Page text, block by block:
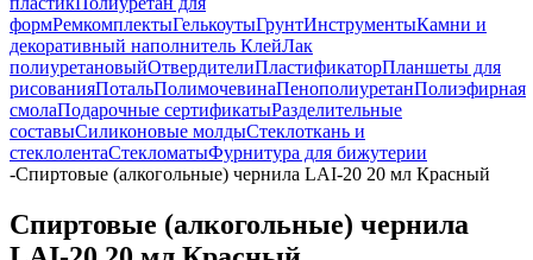
формРемкомплектыГелькоутыГрунтИнструментыКамни и
декоративный наполнитель КлейЛак
полиуретановыйОтвердителиПластификаторПланшеты для
рисованияПотальПолимочевинаПенополиуретанПолиэфирная
смолаПодарочные сертификатыРазделительные
составыСиликоновые молдыСтеклоткань и
стеклолентаСтекломатыФурнитура для бижутерии
-Спиртовые (алкогольные) чернила LAI-20 20 мл Красный
Спиртовые (алкогольные) чернила